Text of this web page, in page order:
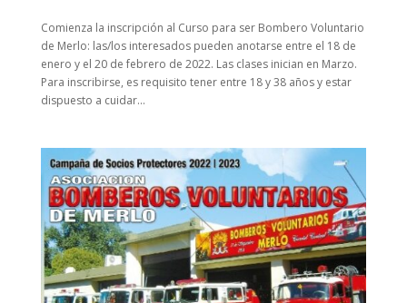
Comienza la inscripción al Curso para ser Bombero Voluntario
de Merlo: las/los interesados pueden anotarse entre el 18 de
enero y el 20 de febrero de 2022. Las clases inician en Marzo.
Para inscribirse, es requisito tener entre 18 y 38 años y estar
dispuesto a cuidar...